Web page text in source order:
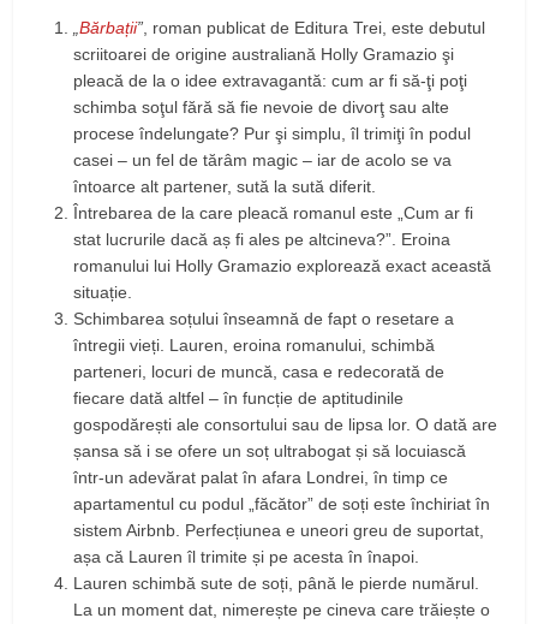
„Bărbații” , roman publicat de Editura Trei, este debutul
scriitoarei de origine australiană Holly Gramazio şi
pleacă de la o idee extravagantă: cum ar fi să-ţi poţi
schimba soţul fără să fie nevoie de divorţ sau alte
procese îndelungate? Pur şi simplu, îl trimiţi în podul
casei – un fel de tărâm magic – iar de acolo se va
întoarce alt partener, sută la sută diferit.
Întrebarea de la care pleacă romanul este „Cum ar fi
stat lucrurile dacă aș fi ales pe altcineva?”. Eroina
romanului lui Holly Gramazio explorează exact această
situație.
Schimbarea soțului înseamnă de fapt o resetare a
întregii vieți. Lauren, eroina romanului, schimbă
parteneri, locuri de muncă, casa e redecorată de
fiecare dată altfel – în funcție de aptitudinile
gospodărești ale consortului sau de lipsa lor. O dată are
șansa să i se ofere un soț ultrabogat și să locuiască
într-un adevărat palat în afara Londrei, în timp ce
apartamentul cu podul „făcător” de soți este închiriat în
sistem Airbnb. Perfecțiunea e uneori greu de suportat,
așa că Lauren îl trimite și pe acesta în înapoi.
Lauren schimbă sute de soți, până le pierde numărul.
La un moment dat, nimerește pe cineva care trăiește o